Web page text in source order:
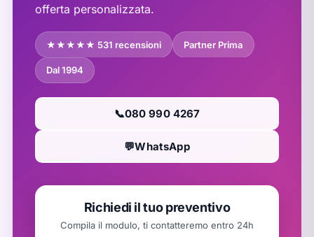
offerta personalizzata.
★★★★★ 531 recensioni Partner Prima
Dal 1994
📞080 990 4267
💬WhatsApp
Richiedi il tuo preventivo
Compila il modulo, ti contatteremo entro 24h